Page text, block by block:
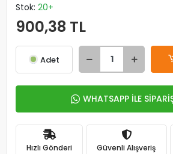
Stok: 20+
900,38 TL
Adet
WHATSAPP İLE
Hızlı Gönderi Güvenli Alışveriş